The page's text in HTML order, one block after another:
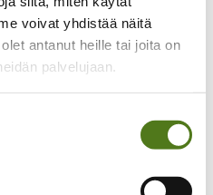
voivat yhdistää näitä
antanut heille tai joita on
palvelujaan.
2018-2021
hanke 2020-2022